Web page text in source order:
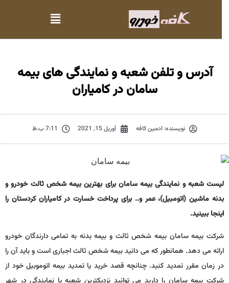
آدرس و تلفن شعبه و نمایندگی های بیمه
سامان در کامیاران
نویسنده:ادمین کافه آوریل 15, 2021 7:11 ب.ظ
لیست شعبه و نمایندگی بیمه سامان برای بهترین بیمه شخص ثالت خودرو و
بدنه ماشین (اتومبیل)، عمر و.. برای پرداخت خسارت در کامیاران کردستان را
اینجا ببینید.
شرکت بیمه سامان بیمه شخص ثالث و بیمه بدنه به تمامی دارندگان خودرو
ارائه می دهد. همانطور که می دانید بیمه شخص ثالث اجباری است و باید آن را
در زمان مقرر تمدید کنید. چنانچه قصد خرید یا تمدید بیمه اتوموبیل خود از